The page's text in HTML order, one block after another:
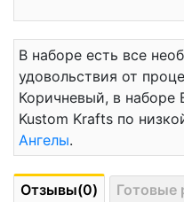
В наборе есть все
удовольствия от
Коричневый, в наборе
Kustom Krafts по
Ангелы.
Отзывы(0) Готовые